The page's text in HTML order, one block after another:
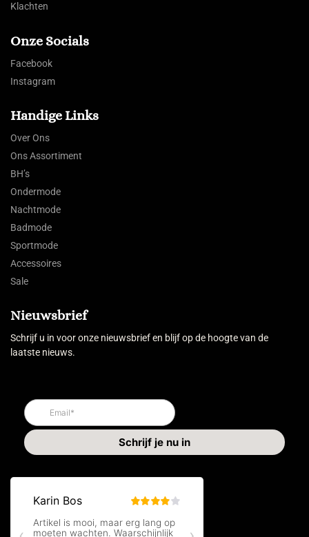
Klachten
Onze Socials
Facebook
Instagram
Handige Links
Over Ons
Ons Assortiment
BH’s
Ondermode
Nachtmode
Badmode
Sportmode
Accessoires
Sale
Nieuwsbrief
Schrijf u in voor onze nieuwsbrief en blijf op de hoogte van de
laatste nieuws.